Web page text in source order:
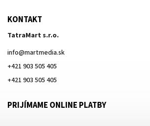
KONTAKT
TatraMart s.r.o.
info@martmedia.sk
+421 903 505 405
+421 903 505 405
PRIJÍMAME ONLINE PLATBY